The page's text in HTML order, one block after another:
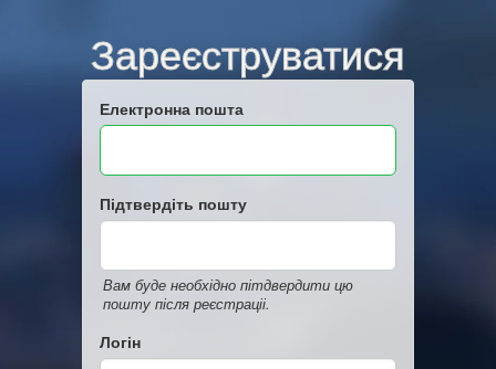
Зареєструватися
Електронна пошта
Підтвердіть пошту
Вам буде необхідно пітдвердити цю
пошту після реєстраціі.
Логін